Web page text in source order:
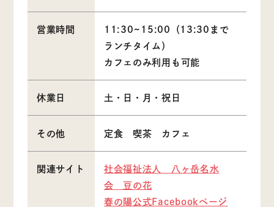
営業時間
11:30~15:00（13:30まで
ランチタイム）
カフェのみ利用も可能
休業日 土・日・月・祝日
その他 定食 喫茶 カフェ
関連サイト
社会福祉法人 八ヶ岳名水
会 豆の花
春の陽公式Facebookページ